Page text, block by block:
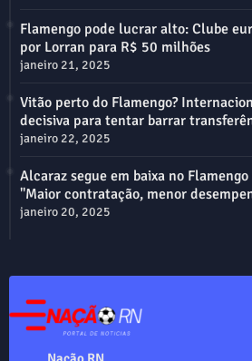
Flamengo pode lucrar alto: Clube
por Lorran para R$ 50 milhões
janeiro 21, 2025
Vitão perto do Flamengo?
decisiva para tentar barrar
janeiro 22, 2025
Alcaraz segue em baixa no
"Maior contratação, menor
janeiro 20, 2025